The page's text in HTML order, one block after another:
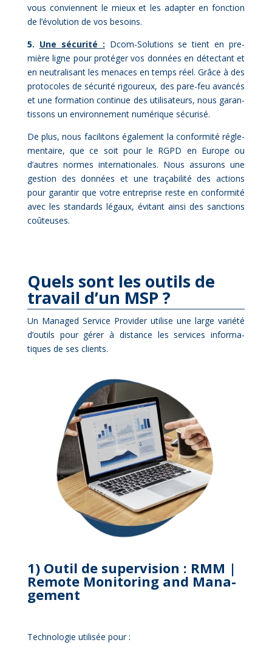
vous conviennent le mieux et les adap­ter en fonc­tion
de l’évolution de vos be­soins.
5. Une sé­cu­ri­té : Dcom-So­lu­tions se tient en pre­
mière ligne pour pro­té­ger vos don­nées en dé­tec­tant et
en neu­tra­li­sant les me­naces en temps réel. Grâce à des
pro­to­coles de sé­cu­ri­té ri­gou­reux, des pare-feu avan­cés
et une for­ma­tion conti­nue des uti­li­sa­teurs, nous ga­ran­
tis­sons un en­vi­ron­ne­ment nu­mé­rique sé­cu­ri­sé.
De plus, nous fa­ci­li­tons éga­le­ment la confor­mi­té ré­gle­
men­taire, que ce soit pour le RGPD en Eu­rope ou
d’autres normes in­ter­na­tio­nales. Nous as­su­rons une
ges­tion des don­nées et une tra­ça­bi­li­té des ac­tions
pour ga­ran­tir que votre en­tre­prise reste en confor­mi­té
avec les stan­dards lé­gaux, évi­tant ain­si des sanc­tions
coû­teuses.
Quels sont les ou­tils de
tra­vail d’un MSP ?
Un Ma­na­ged Ser­vice Pro­vi­der uti­lise une large va­rié­té
d’outils pour gé­rer à dis­tance les ser­vices in­for­ma­
tiques de ses clients.
1) Ou­til de su­per­vi­sion : RMM |
Re­mote Mo­ni­to­ring and Ma­na­
ge­ment
Tech­no­lo­gie uti­li­sée pour :